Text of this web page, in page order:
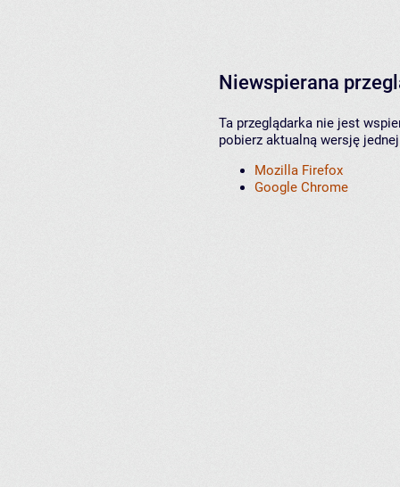
Niewspierana
Ta przeglądarka nie jest
pobierz aktualną wersję
Mozilla Firefox
Google Chrome